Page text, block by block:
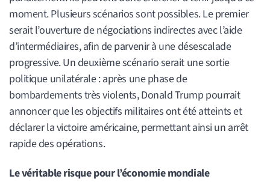
moment. Plusieurs scénarios sont possibles. Le premier
serait l’ouverture de négociations indirectes avec l’aide
d’intermédiaires, afin de parvenir à une désescalade
progressive. Un deuxième scénario serait une sortie
politique unilatérale : après une phase de
bombardements très violents, Donald Trump pourrait
annoncer que les objectifs militaires ont été atteints et
déclarer la victoire américaine, permettant ainsi un arrêt
rapide des opérations.
Le véritable risque pour l’économie mondiale